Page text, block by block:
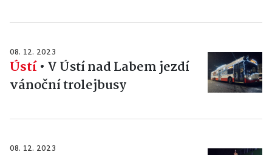
08. 12. 2023
Ústí• V Ústí nad Labem jezdí
vánoční trolejbusy
08. 12. 2023